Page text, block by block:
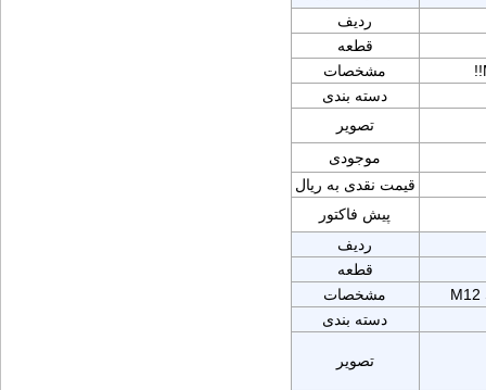
ردیف
قطعه
مشخصات
دسته بندی
تصویر
موجودی
قیمت نقدی به ریال
پیش فاکتور
ردیف
قطعه
مشخصات
M12
دسته بندی
تصویر